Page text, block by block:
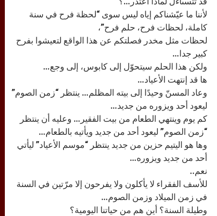
لأننا ما عيّشناكم إياه ليس سوى “لحظة فرح في سنة
كاملة، لحظات فرح، حلم فرح”،
لحظات مثل مخدر فصلتكم عن هذا الواقع لتعيشوا بفرح
كبير جدا…
ولكن هذا الحلم سيتحوّل إلى كابوس، إلى وجع…
ها قد إنتهت الأعياد…
وعاد المسنّ وحيدًا إلى بيته المظلم… ينتظر “زمن الصوم”
ليعود أحد ويزوره من جديد…
كم يوم وينتهي الطعام من بيت الفقير… وعليه أن ينتظر
“زمن الصوم” ليعود أحد من جديد ويأتيه بالطعام…
وها هو اليتيم حزين من جديد ينتظر “موسم الأعياد” ليأتي
أحد من جديد ويزوره…
نعم..
للأسف الفقراء لا يأكلون ولا يفرحون إلا مرّتين في السنة
في زمن الميلاد وزمن الصوم…
وطيلة السنة؟ أين هم من حياتنا اليومية؟